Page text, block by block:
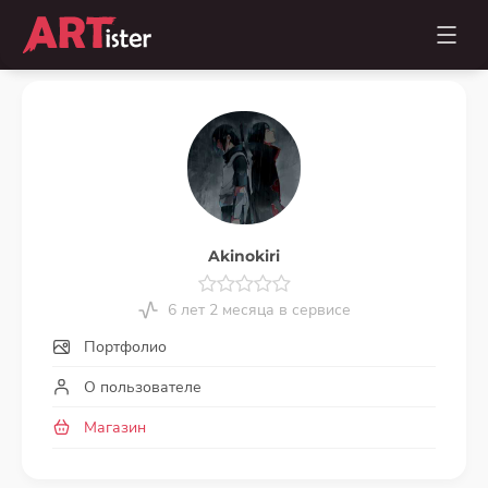
Akinokiri
6 лет 2 месяца в сервисе
Портфолио
О пользователе
Магазин